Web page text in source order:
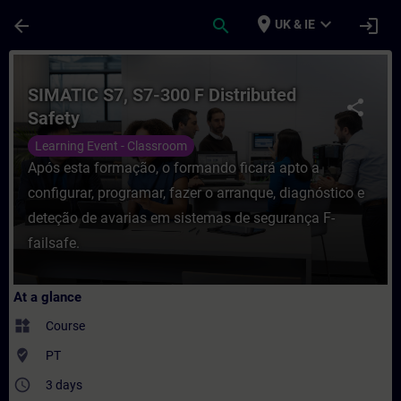
arrow_back search place UK & IE expand_more login
Course - SIMATIC S7, S7-300 F
share
SIMATIC S7, S7-300 F Distributed
Safety
Learning Event - Classroom
Após esta formação, o formando ficará apto a
configurar, programar, fazer o arranque, diagnóstico e
deteção de avarias em sistemas de segurança F-
failsafe.
At a glance
widgets Course
where_to_vote PT
access_time 3 days